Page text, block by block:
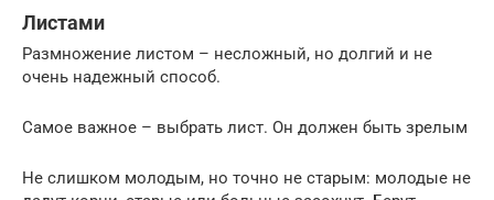
Листами
Размножение листом – несложный, но долгий и не
очень надежный способ.
Самое важное – выбрать лист. Он должен быть зрелым
Не слишком молодым, но точно не старым: молодые не